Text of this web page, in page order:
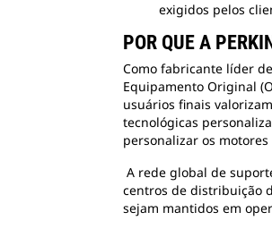
exigidos pelos
POR QUE A
Como fabricante líder
Equipamento Original
usuários finais
tecnológicas
personalizar os
A rede global de
centros de distribuição
sejam mantidos em